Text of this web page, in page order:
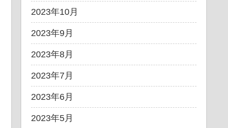
2023年10月
2023年9月
2023年8月
2023年7月
2023年6月
2023年5月